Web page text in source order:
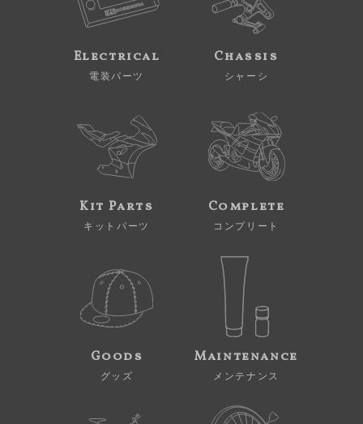
Electrical
電装パーツ
Chassis
シャーシ
Kit Parts
キットパーツ
Complete
コンプリート
Goods
グッズ
Maintenance
メンテナンス